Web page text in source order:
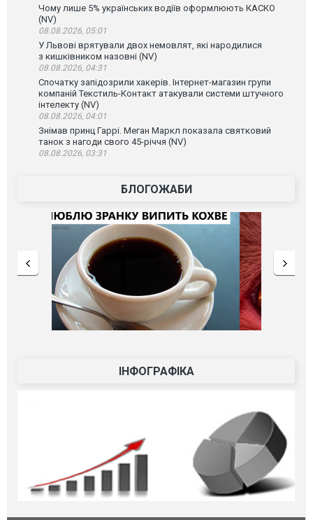
Чому лише 5% українських водіїв оформлюють КАСКО
(NV)
08.08.2026, 05:01
У Львові врятували двох немовлят, які народилися
з кишківником назовні (NV)
08.08.2026, 04:31
Спочатку запідозрили хакерів. Інтернет-магазин групи
компаній Текстиль-Контакт атакували системи штучного
інтелекту (NV)
08.08.2026, 04:01
Знімав принц Гаррі. Меган Маркл показала святковий
танок з нагоди свого 45-річчя (NV)
08.08.2026, 03:31
БЛОГОЖАБИ
ІНФОГРАФІКА